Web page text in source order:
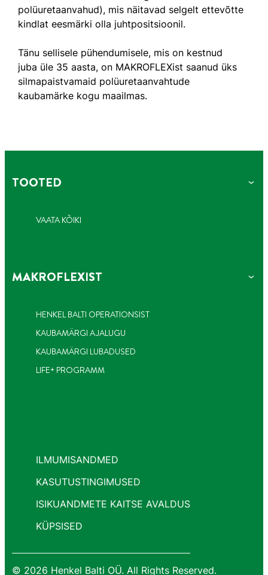
polüuretaanvahud), mis näitavad selgelt ettevõtte
kindlat eesmärki olla juhtpositsioonil.
Tänu sellisele pühendumisele, mis on kestnud
juba üle 35 aasta, on MAKROFLEXist saanud üks
silmapaistvamaid polüuretaanvahtude
kaubamärke kogu maailmas.
TOOTED
VAATA KÕIKI
MAKROFLEXIST
HENKEL BALTI OPERATIONSIST
KAUBAMÄRGI AJALUGU
KAUBAMÄRGI LUBADUSED
LIFE+ PROGRAMM
ILMUMISANDMED
KASUTUSTINGIMUSED
ISIKUANDMETE KAITSE AVALDUS
KÜPSISED
© 2026 Henkel Balti OÜ. All Rights Reserved.